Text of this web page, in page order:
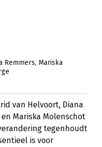
Remmers Mariska
van Helvoort, Diana
Mariska Molenschot
tegenhoudt
is voor